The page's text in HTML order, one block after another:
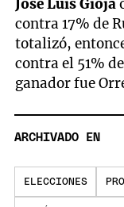
José Luis Gioja
contra 17% de
totalizó,
contra el 51%
ganador fue
ARCHIVADO EN
ELECCIONES